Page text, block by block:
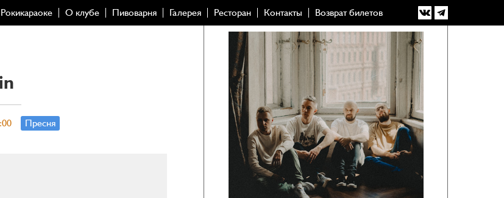
Рокикараоке О клубе Пивоварня Галерея Ресторан Контакты Возврат билетов
Пресня